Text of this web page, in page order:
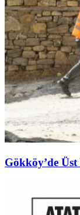
Gökköy’de Üst